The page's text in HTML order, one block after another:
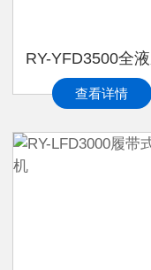
RY-YFD3500全
查看详情